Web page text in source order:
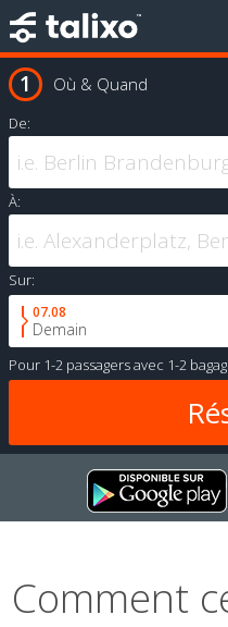
Où & Quand
De:
À:
Sur:
07.08
Demain
Pour 1-2 passagersavec 1-2
Comment